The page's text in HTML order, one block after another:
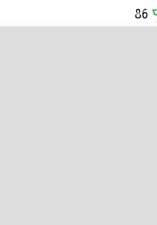
86